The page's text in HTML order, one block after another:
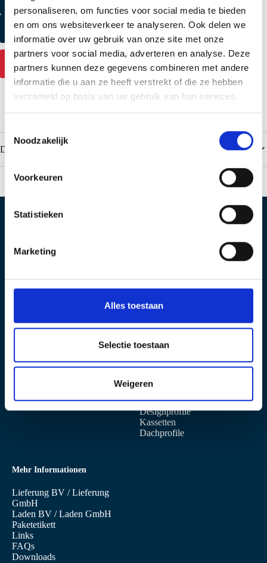
personaliseren, om functies voor social media te bieden
en om ons websiteverkeer te analyseren. Ook delen we
informatie over uw gebruik van onze site met onze
partners voor social media, adverteren en analyse. Deze
partners kunnen deze gegevens combineren met andere
informatie die u aan ze heeft verstrekt of die ze hebben
verzameld op basis van uw gebruik van hun services.
e
Noodzakelijk
Voorkeuren
Statistieken
Marketing
Alles toestaan
Selectie toestaan
Weigeren
Produktmuster anfordern
Mehr Informationen
Downloads
Produktieweg 2
3400 AB IJsselstein
Produkte
Sandwichpaneele
Dachpaneele
Profilbleche
Designprofile
Kassetten
Dachprofile
Mehr Informationen
Lieferung BV /Lieferung
GmbH
Laden BV /Laden GmbH
Paketetikett
Links
FAQs
Downloads
Industriestrasse 13